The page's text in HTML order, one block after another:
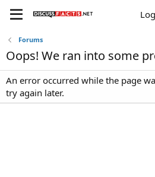
Forums
Oops! We ran into some
An error occurred while the page
try again later.